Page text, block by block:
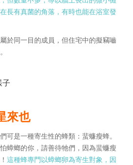
長有真菌的角落，有時也能在浴室發
於同一目的成員，但住宅中的擬竊嚙
來也
可是一種寄生性的蜂類：蜚蠊瘦蜂。
蟑螂的你，請善待牠們，因為蜚蠊瘦
這種蜂專門以蟑螂卵為寄生對象，因